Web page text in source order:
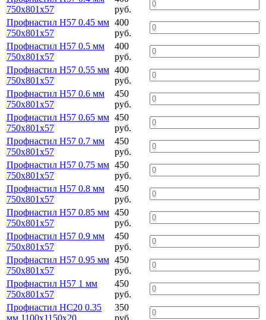
750х801х57
руб.
Профнастил Н57 0.45 мм
750х801х57
400
руб.
Профнастил Н57 0.5 мм
750х801х57
400
руб.
Профнастил Н57 0.55 мм
750х801х57
400
руб.
Профнастил Н57 0.6 мм
750х801х57
450
руб.
Профнастил Н57 0.65 мм
750х801х57
450
руб.
Профнастил Н57 0.7 мм
750х801х57
450
руб.
Профнастил Н57 0.75 мм
750х801х57
450
руб.
Профнастил Н57 0.8 мм
750х801х57
450
руб.
Профнастил Н57 0.85 мм
750х801х57
450
руб.
Профнастил Н57 0.9 мм
750х801х57
450
руб.
Профнастил Н57 0.95 мм
750х801х57
450
руб.
Профнастил Н57 1 мм
750х801х57
450
руб.
Профнастил НС20 0.35
мм 1100х1150х20
350
руб.